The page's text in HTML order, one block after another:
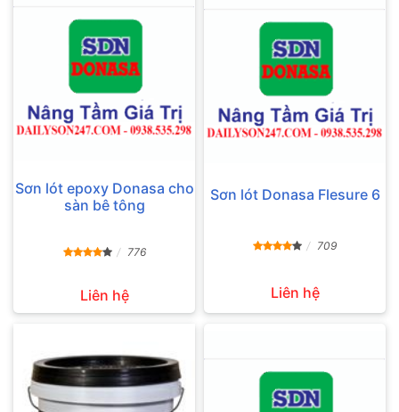
Sơn lót epoxy Donasa cho
sàn bê tông
776
Liên hệ
Sơn lót Donasa Flesure 6
709
Liên hệ